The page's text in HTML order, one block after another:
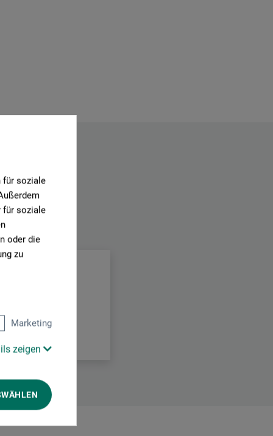
für soziale
für soziale
oder die
zu
Marketing
zeigen